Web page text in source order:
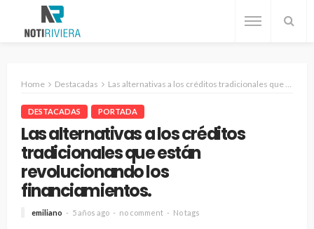
Home Destacadas Las alternativas a los créditos tradicionales que están revolucionando los financiamientos.
DESTACADAS PORTADA
Las alternativas a los créditos
tradicionales que están
revolucionando los
financiamientos.
emiliano 5 años ago no comment No tags